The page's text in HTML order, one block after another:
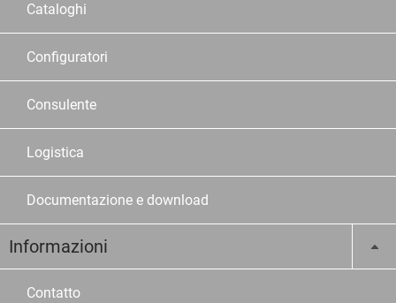
Cataloghi
Configuratori
Consulente
Logistica
Documentazione e download
Informazioni
Contatto